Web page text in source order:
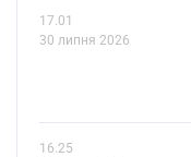
17.01
30 липня 2026
16.25